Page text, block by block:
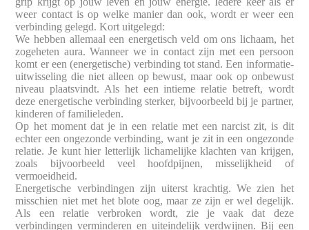
weer contact is op welke manier dan ook, wordt er weer een
verbinding gelegd. Kort uitgelegd:
We hebben allemaal een energetisch veld om ons lichaam, het
zogeheten aura. Wanneer we in contact zijn met een persoon
komt er een (energetische) verbinding tot stand. Een informatie-
uitwisseling die niet alleen op bewust, maar ook op onbewust
niveau plaatsvindt. Als het een intieme relatie betreft, wordt
deze energetische verbinding sterker, bijvoorbeeld bij je partner,
kinderen of familieleden.
Op het moment dat je in een relatie met een narcist zit, is dit
echter een ongezonde verbinding, want je zit in een ongezonde
relatie. Je kunt hier letterlijk lichamelijke klachten van krijgen,
zoals bijvoorbeeld veel hoofdpijnen, misselijkheid of
vermoeidheid.
Energetische verbindingen zijn uiterst krachtig. We zien het
misschien niet met het blote oog, maar ze zijn er wel degelijk.
Als een relatie verbroken wordt, zie je vaak dat deze
verbindingen verminderen en uiteindelijk verdwijnen. Bij een